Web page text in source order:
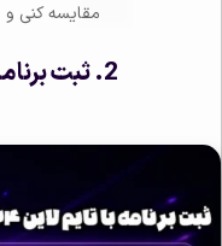
مقایسه کنی و
2. ثبت برنامه با تایم لاین 24 ساعته